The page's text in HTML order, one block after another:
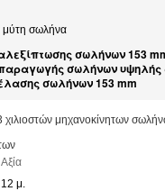
μύτη σωλήνα
σωλήνων 153
σωλήνων υψηλής
σωλήνων 153 mm
μηχανοκίνητων
Αξία
12 μ.